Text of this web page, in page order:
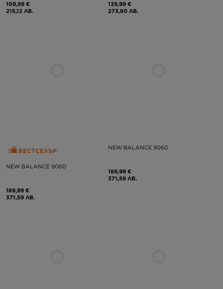
109,99 €
215,12 ЛВ.
139,99 €
273,80 ЛВ.
БЕСТСЕЛЪР
NEW BALANCE 9060
189,99 €
371,59 ЛВ.
NEW BALANCE 9060
189,99 €
371,59 ЛВ.